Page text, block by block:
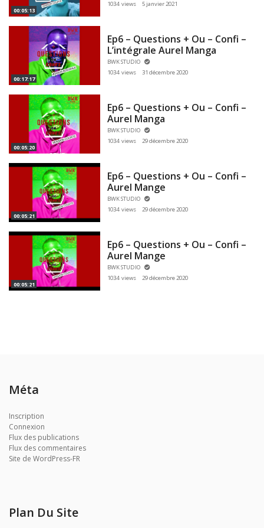
00:05:13
1034 views
5 janvier 2021
00:17:17
Ep6 – Questions + Ou – Confi –
L’intégrale Aurel Manga
BWK STUDIO
1034 views
31 décembre 2020
00:05:20
Ep6 – Questions + Ou – Confi –
Aurel Manga
BWK STUDIO
1034 views
29 décembre 2020
00:05:21
Ep6 – Questions + Ou – Confi –
Aurel Mange
BWK STUDIO
1034 views
29 décembre 2020
00:05:21
Ep6 – Questions + Ou – Confi –
Aurel Mange
BWK STUDIO
1034 views
29 décembre 2020
Méta
Inscription
Connexion
Flux des publications
Flux des commentaires
Site de WordPress-FR
Plan Du Site